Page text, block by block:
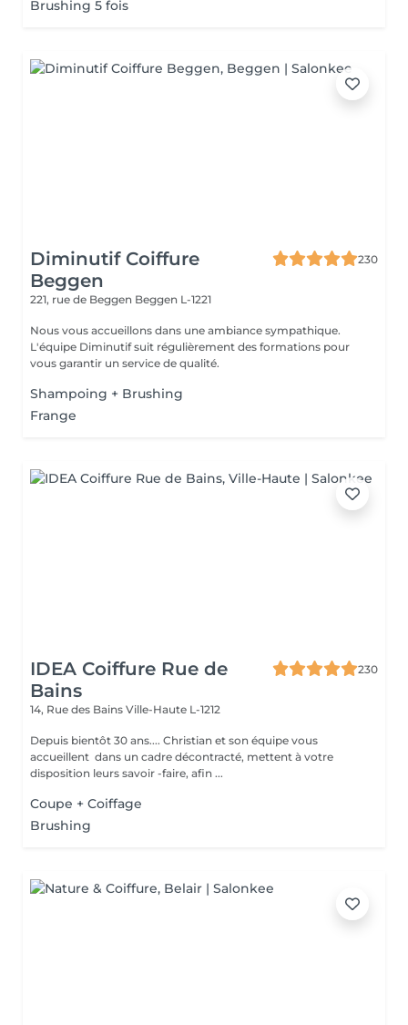
Brushing 5 fois
Diminutif Coiffure
Beggen
230
221, rue de Beggen Beggen L-1221
Nous vous accueillons dans une ambiance sympathique.
L'équipe Diminutif suit régulièrement des formations pour
vous garantir un service de qualité.
Shampoing + Brushing
Frange
IDEA Coiffure Rue de
Bains
230
14, Rue des Bains Ville-Haute L-1212
Depuis bientôt 30 ans.... Christian et son équipe vous
accueillent dans un cadre décontracté, mettent à votre
disposition leurs savoir -faire, afin ...
Coupe + Coiffage
Brushing